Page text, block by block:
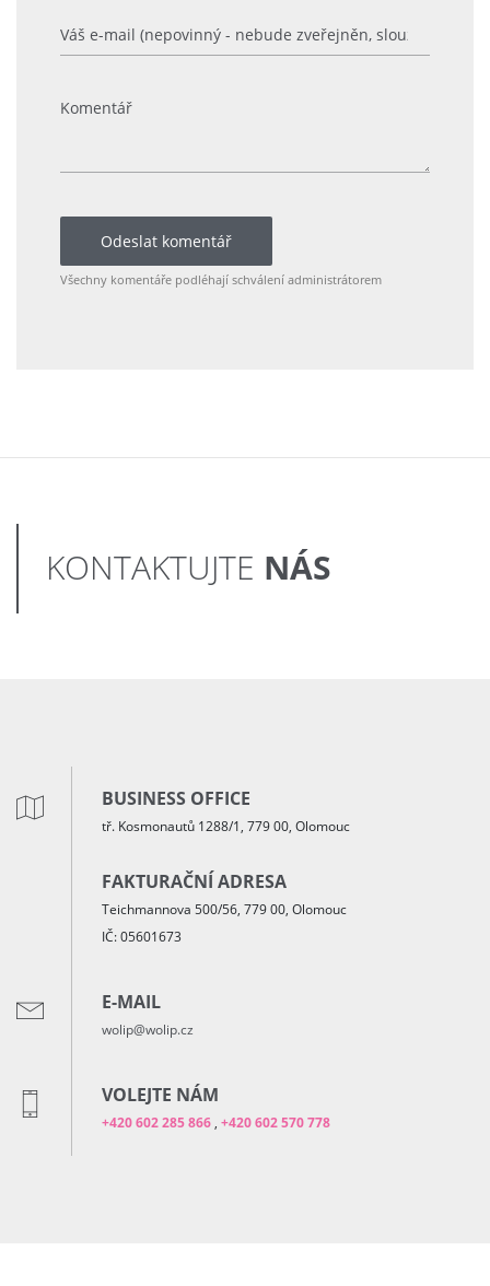
Odeslat komentář
Všechny komentáře podléhají schválení administrátorem
KONTAKTUJTE NÁS
BUSINESS OFFICE
tř. Kosmonautů 1288/1, 779 00, Olomouc
FAKTURAČNÍ ADRESA
Teichmannova 500/56, 779 00, Olomouc
IČ: 05601673
E-MAIL
wolip@wolip.cz
VOLEJTE NÁM
+420 602 285 866 +420 602 570 778